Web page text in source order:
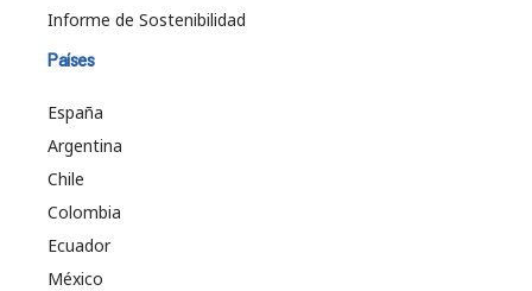
Informe de Sostenibilidad
Países
España
Argentina
Chile
Colombia
Ecuador
México